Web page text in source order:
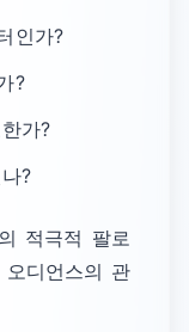
인가?
?
가?
?
적극적 팔로
디언스의 관